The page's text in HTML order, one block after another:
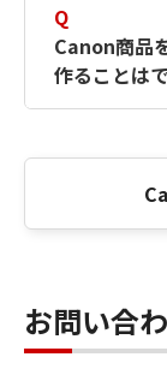
Q
Canon商品
作ることは
お問い合